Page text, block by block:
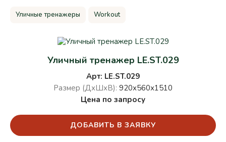
Уличные тренажеры Workout
Уличный тренажер LE.ST.029
Арт: LE.ST.029
Размер (ДхШхВ): 920х560х1510
Цена по запросу
ДОБАВИТЬ В ЗАЯВКУ